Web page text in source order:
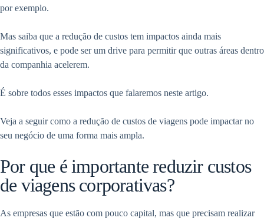
por exemplo.
Mas saiba que a redução de custos tem impactos ainda mais
significativos, e pode ser um drive para permitir que outras áreas dentro
da companhia acelerem.
É sobre todos esses impactos que falaremos neste artigo.
Veja a seguir como a redução de custos de viagens pode impactar no
seu negócio de uma forma mais ampla.
Por que é importante reduzir custos
de viagens corporativas?
As empresas que estão com pouco capital, mas que precisam realizar